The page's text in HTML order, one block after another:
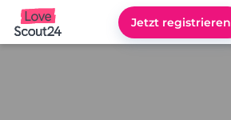
Lovescout24
Jetzt registrieren